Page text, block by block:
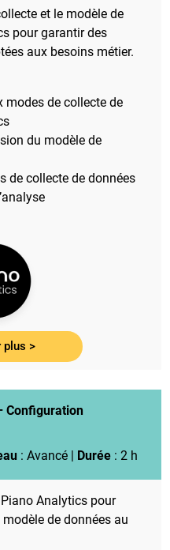
et le modèle de
pour garantir des
aux besoins métier.
modes de collecte de
du modèle de
de collecte de données
plus >
Configuration
: Avancé | Durée: 2 h
Analytics pour
de données au